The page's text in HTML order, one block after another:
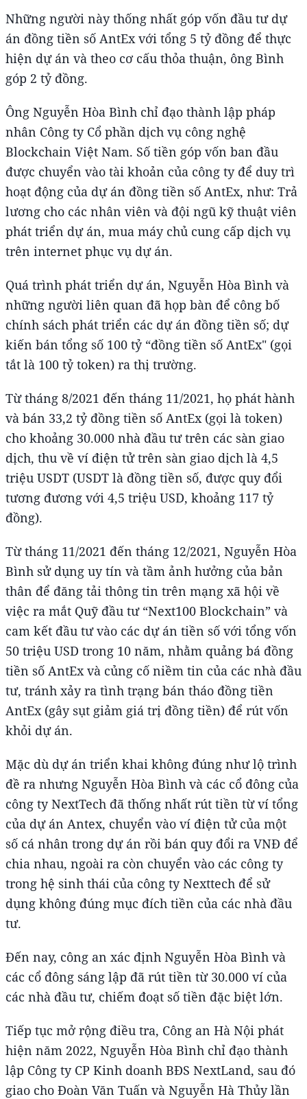
Những người này thống nhất góp vốn đầu tư dự
án đồng tiền số AntEx với tổng 5 tỷ đồng để thực
hiện dự án và theo cơ cấu thỏa thuận, ông Bình
góp 2 tỷ đồng.
Ông Nguyễn Hòa Bình chỉ đạo thành lập pháp
nhân Công ty Cổ phần dịch vụ công nghệ
Blockchain Việt Nam. Số tiền góp vốn ban đầu
được chuyển vào tài khoản của công ty để duy trì
hoạt động của dự án đồng tiền số AntEx, như: Trả
lương cho các nhân viên và đội ngũ kỹ thuật viên
phát triển dự án, mua máy chủ cung cấp dịch vụ
trên internet phục vụ dự án.
Quá trình phát triển dự án, Nguyễn Hòa Bình và
những người liên quan đã họp bàn để công bố
chính sách phát triển các dự án đồng tiền số; dự
kiến bán tổng số 100 tỷ “đồng tiền số AntEx" (gọi
tắt là 100 tỷ token) ra thị trường.
Từ tháng 8/2021 đến tháng 11/2021, họ phát hành
và bán 33,2 tỷ đồng tiền số AntEx (gọi là token)
cho khoảng 30.000 nhà đầu tư trên các sàn giao
dịch, thu về ví điện tử trên sàn giao dịch là 4,5
triệu USDT (USDT là đồng tiền số, được quy đổi
tương đương với 4,5 triệu USD, khoảng 117 tỷ
đồng).
Từ tháng 11/2021 đến tháng 12/2021, Nguyễn Hòa
Bình sử dụng uy tín và tầm ảnh hưởng của bản
thân để đăng tải thông tin trên mạng xã hội về
việc ra mắt Quỹ đầu tư “Next100 Blockchain” và
cam kết đầu tư vào các dự án tiền số với tổng vốn
50 triệu USD trong 10 năm, nhằm quảng bá đồng
tiền số AntEx và củng cố niềm tin của các nhà đầu
tư, tránh xảy ra tình trạng bán tháo đồng tiền
AntEx (gây sụt giảm giá trị đồng tiền) để rút vốn
khỏi dự án.
Mặc dù dự án triển khai không đúng như lộ trình
đề ra nhưng Nguyễn Hòa Bình và các cổ đông của
công ty NextTech đã thống nhất rút tiền từ ví tổng
của dự án Antex, chuyển vào ví điện tử của một
số cá nhân trong dự án rồi bán quy đổi ra VNĐ để
chia nhau, ngoài ra còn chuyển vào các công ty
trong hệ sinh thái của công ty Nexttech để sử
dụng không đúng mục đích tiền của các nhà đầu
tư.
Đến nay, công an xác định Nguyễn Hòa Bình và
các cổ đông sáng lập đã rút tiền từ 30.000 ví của
các nhà đầu tư, chiếm đoạt số tiền đặc biệt lớn.
Tiếp tục mở rộng điều tra, Công an Hà Nội phát
hiện năm 2022, Nguyễn Hòa Bình chỉ đạo thành
lập Công ty CP Kinh doanh BĐS NextLand, sau đó
giao cho Đoàn Văn Tuấn và Nguyễn Hà Thủy lần